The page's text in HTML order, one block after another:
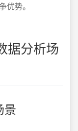
优势。
据分析场
景